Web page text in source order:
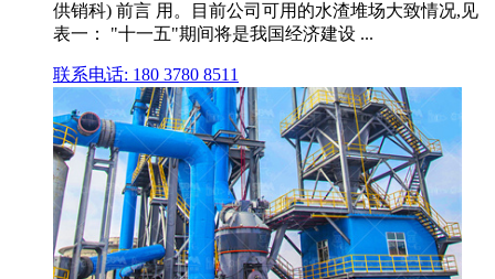
供销科) 前言 用。目前公司可用的水渣堆场大致情况,见
表一： "十一五"期间将是我国经济建设 ...
联系电话: 180 3780 8511